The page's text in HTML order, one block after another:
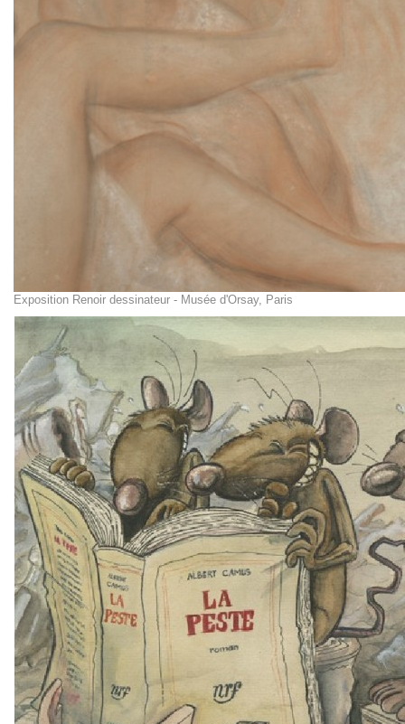
Exposition Renoir dessinateur - Musée d'Orsay, Paris